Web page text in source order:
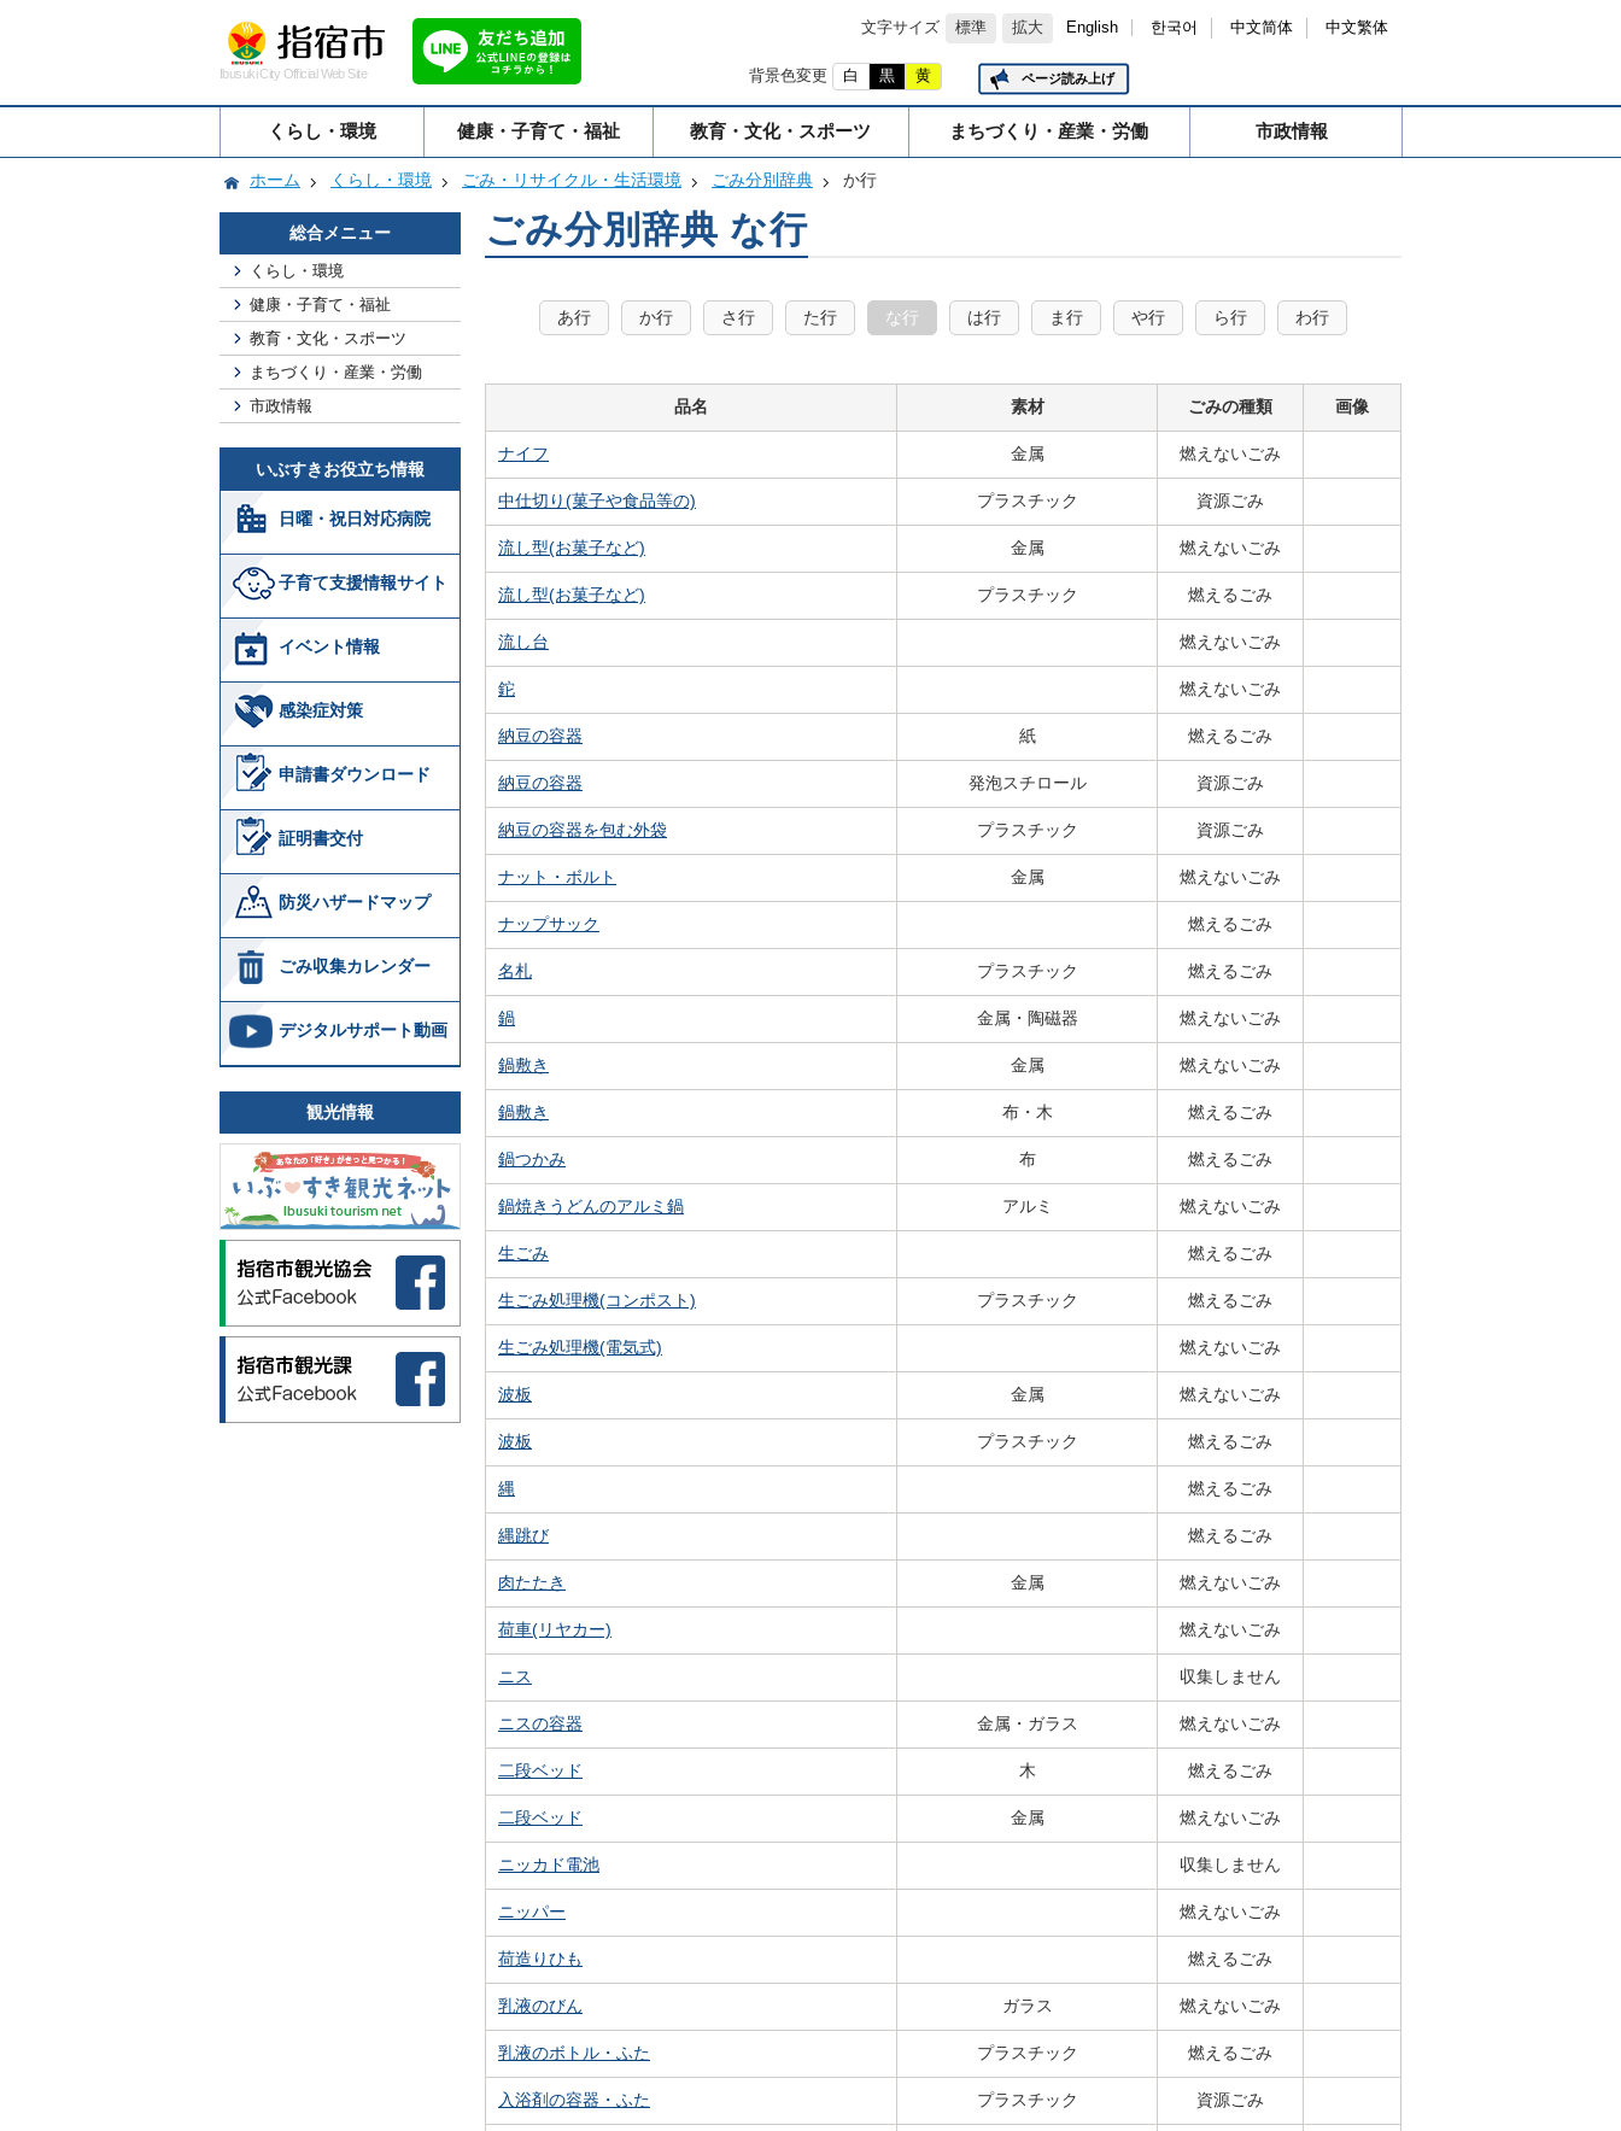
文字サイズ 標準 拡大 English 한국어 中文简体 中文繁体
Ibusuki City Official Web Site 背景色変更 白 黒 黄 ページ読み上げ
くらし・環境 健康・子育て・福祉 教育・文化・スポーツ まちづくり・産業・労働 市政情報
ホーム くらし・環境 ごみ・リサイクル・生活環境 ごみ分別辞典 か行
総合メニュー
くらし・環境
健康・子育て・福祉
教育・文化・スポーツ
まちづくり・産業・労働
市政情報
いぶすきお役立ち情報
日曜・祝日対応病院
子育て支援情報サイト
イベント情報
感染症対策
申請書ダウンロード
証明書交付
防災ハザードマップ
ごみ収集カレンダー
デジタルサポート動画
観光情報
ごみ分別辞典 な行
あ行 か行 さ行 た行 な行 は行 ま行 や行 ら行 わ行
品名 素材 ごみの種類 画像
ナイフ 金属 燃えないごみ
中仕切り(菓子や食品等の) プラスチック 資源ごみ
流し型(お菓子など) 金属 燃えないごみ
流し型(お菓子など) プラスチック 燃えるごみ
流し台 燃えないごみ
鉈 燃えないごみ
納豆の容器 紙 燃えるごみ
納豆の容器 発泡スチロール 資源ごみ
納豆の容器を包む外袋 プラスチック 資源ごみ
ナット・ボルト 金属 燃えないごみ
ナップサック 燃えるごみ
名札 プラスチック 燃えるごみ
鍋 金属・陶磁器 燃えないごみ
鍋敷き 金属 燃えないごみ
鍋敷き 布・木 燃えるごみ
鍋つかみ 布 燃えるごみ
鍋焼きうどんのアルミ鍋 アルミ 燃えないごみ
生ごみ 燃えるごみ
生ごみ処理機(コンポスト) プラスチック 燃えるごみ
生ごみ処理機(電気式) 燃えないごみ
波板 金属 燃えないごみ
波板 プラスチック 燃えるごみ
縄 燃えるごみ
縄跳び 燃えるごみ
肉たたき 金属 燃えないごみ
荷車(リヤカー) 燃えないごみ
ニス 収集しません
ニスの容器 金属・ガラス 燃えないごみ
二段ベッド 木 燃えるごみ
二段ベッド 金属 燃えないごみ
ニッカド電池 収集しません
ニッパー 燃えないごみ
荷造りひも 燃えるごみ
乳液のびん ガラス 燃えないごみ
乳液のボトル・ふた プラスチック 燃えるごみ
入浴剤の容器・ふた プラスチック 資源ごみ